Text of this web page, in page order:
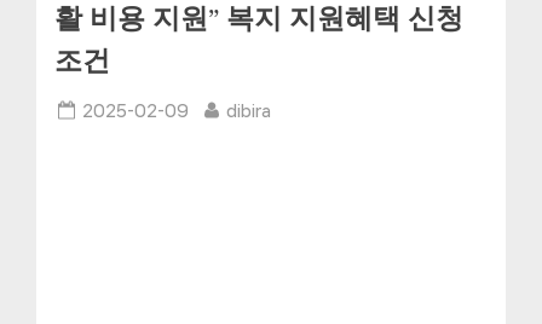
활 비용 지원” 복지 지원혜택 신청
조건
Posted
2025-02-09 By
dibira